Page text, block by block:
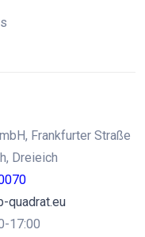
Frankfurter Straße
Dreieich
quadrat.eu
17:00